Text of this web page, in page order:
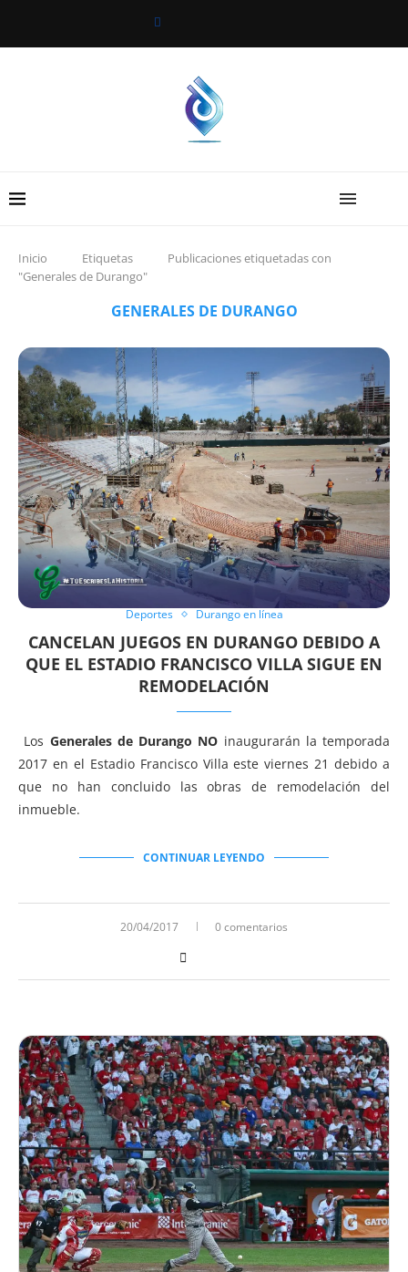
Inicio Etiquetas
Publicaciones etiquetadas con
"Generales de Durango"
GENERALES DE DURANGO
Deportes Durango en línea
CANCELAN JUEGOS EN DURANGO DEBIDO A
QUE EL ESTADIO FRANCISCO VILLA SIGUE EN
REMODELACIÓN
Los Generales de Durango NO inaugurarán la temporada
2017 en el Estadio Francisco Villa este viernes 21 debido a
que no han concluido las obras de remodelación del
inmueble.
CONTINUAR LEYENDO
20/04/2017 0 comentarios